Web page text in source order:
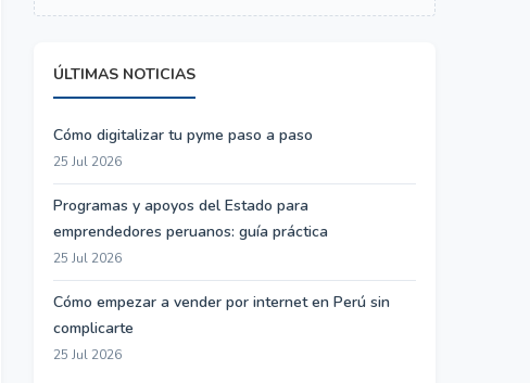
ÚLTIMAS NOTICIAS
Cómo digitalizar tu pyme paso a paso
25 Jul 2026
Programas y apoyos del Estado para
emprendedores peruanos: guía práctica
25 Jul 2026
Cómo empezar a vender por internet en Perú sin
complicarte
25 Jul 2026